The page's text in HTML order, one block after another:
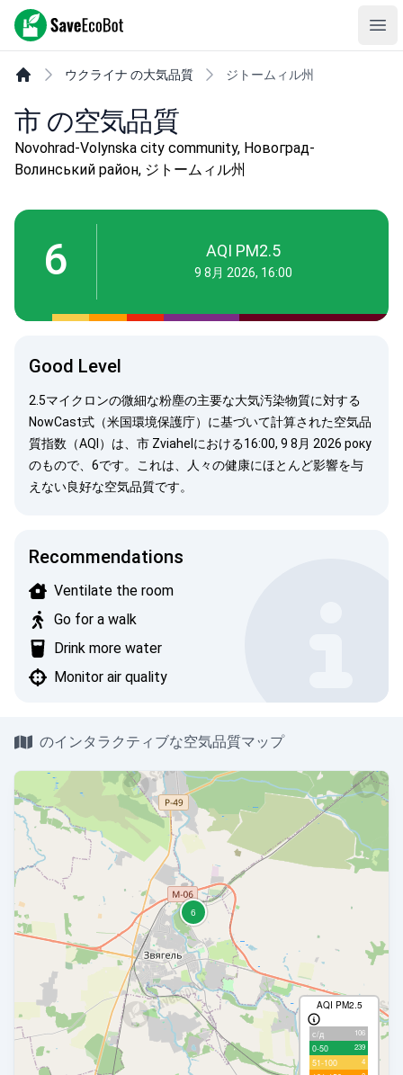
SaveEcoBot
ウクライナ の大気品質 ジトームィル州
市 の空気品質
Novohrad-Volynska city community, Новоград-
Волинський район, ジトームィル州
6 AQI PM2.5
9 8月 2026, 16:00
Good Level
2.5マイクロンの微細な粉塵の主要な大気汚染物質に対する
NowCast式（米国環境保護庁） に基づいて計算された空気品
質指数（AQI）は、市 Zviahelにおける16:00, 9 8月 2026 року
のもので、6です。これは、人々の健康にほとんど影響を与
えない良好な空気品質です。
Recommendations
Ventilate the room
Go for a walk
Drink more water
Monitor air quality
のインタラクティブな空気品質マップ
AQI PM2.5
с/д 106
0-50 239
51-100 4